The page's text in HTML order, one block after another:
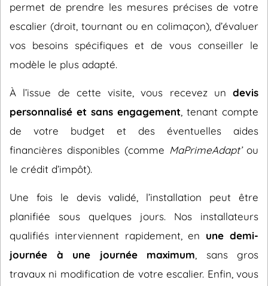
permet de prendre les mesures précises de votre
escalier (droit, tournant ou en colimaçon), d’évaluer
vos besoins spécifiques et de vous conseiller le
modèle le plus adapté.
À l’issue de cette visite, vous recevez un devis
personnalisé et sans engagement , tenant compte
de votre budget et des éventuelles aides
financières disponibles (comme MaPrimeAdapt’ou
le crédit d’impôt).
Une fois le devis validé, l’installation peut être
planifiée sous quelques jours. Nos installateurs
qualifiés interviennent rapidement, en une demi-
journée à une journée maximum , sans gros
travaux ni modification de votre escalier. Enfin, vous